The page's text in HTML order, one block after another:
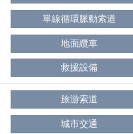
單線循環脈動索道
地面纜車
救援設備
旅游索道
城市交通